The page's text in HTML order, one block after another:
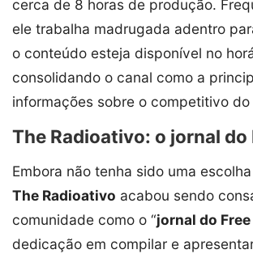
cerca de 8 horas de produção.
ele trabalha madrugada adentro
o conteúdo esteja disponível no
consolidando o canal como a
informações sobre o competitivo do
The Radioativo: o jornal do
Embora não tenha sido uma
The Radioativo acabou sendo
comunidade como o “jornal do
dedicação em compilar e